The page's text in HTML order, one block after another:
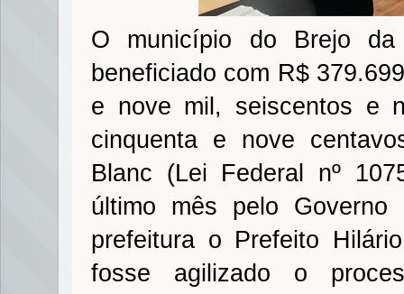
O município do Brejo
beneficiado com R$
e nove mil, seiscentos e
cinquenta e nove
Blanc (Lei Federal nº
último mês pelo
prefeitura o Prefeito
fosse agilizado o